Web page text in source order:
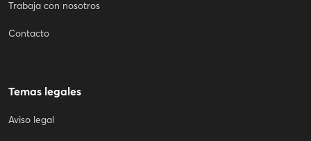
Trabaja con nosotros
Contacto
Temas legales
Aviso legal